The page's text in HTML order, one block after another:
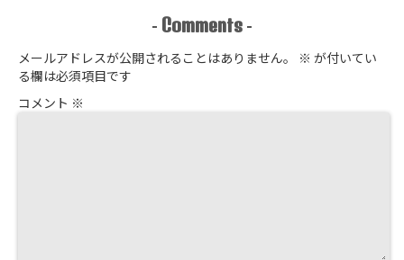
- Comments -
メールアドレスが公開されることはありません。 ※ が付いてい
る欄は必須項目です
コメント ※